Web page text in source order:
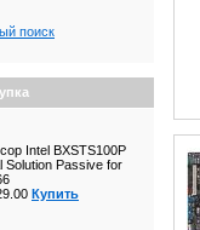
поиск
Intel BXSTS100P
Solution Passive for
Купить